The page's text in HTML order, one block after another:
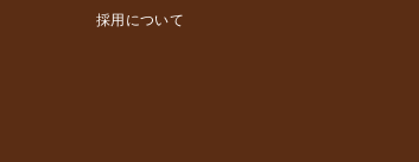
採用について